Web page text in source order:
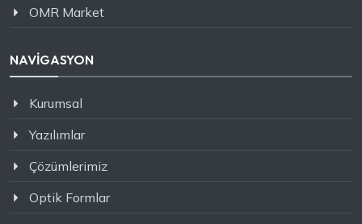
OMR Market
NAVİGASYON
Kurumsal
Yazılımlar
Çözümlerimiz
Optik Formlar